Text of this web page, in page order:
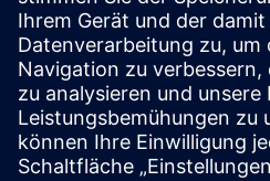
Press | Company | Siemens
© Siemens 1996 – 2026
Corporate Information